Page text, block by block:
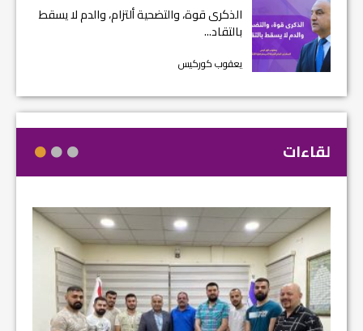
الذكرى قوة، والتضحية ألتزام، والدم لا يسقط
بالتقاد...
يعقوب كوركيس
لقاءات